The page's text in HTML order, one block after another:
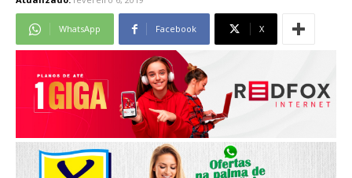
WhatsApp Facebook X